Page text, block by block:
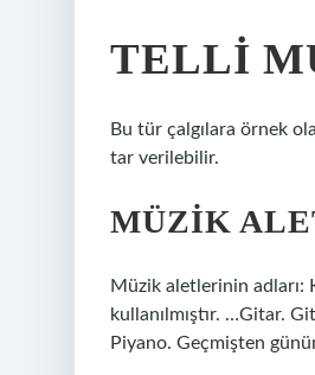
TELLI
Bu tür çalgılara örnek
tar verilebilir.
MÜZIK
Müzik aletlerinin adları:
kullanılmıştır. …Gitar.
Piyano. Geçmişten